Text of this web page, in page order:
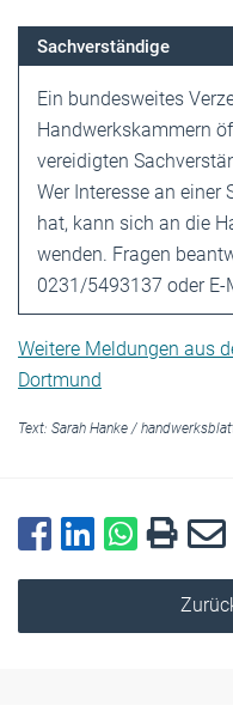
Sachverständige
Ein bundesweites
Handwerkskammern
vereidigten
Wer Interesse an einer
hat, kann sich an die
wenden. Fragen
0231/5493137 oder E-
Weitere Meldungen aus
Dortmund
Text: Sarah Hanke /